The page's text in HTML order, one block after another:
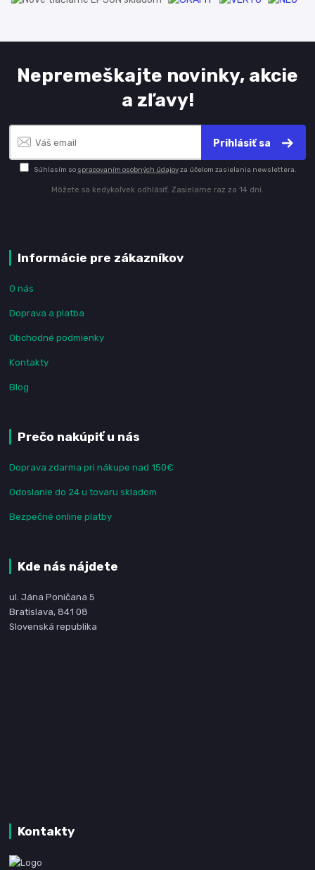
Nepremeškajte novinky, akcie
a zľavy!
Prihlásiť sa
Súhlasím so spracovaním osobných údajovza účelom zasielania newslettera.
Môžete sa kedykoľvek odhlásiť. Zasielame raz za 14 dní.
Informácie pre zákazníkov
O nás
Doprava a platba
Obchodné podmienky
Kontakty
Blog
Prečo nakúpiť u nás
Doprava zdarma pri nákupe nad 150€
Odoslanie do 24 u tovaru skladom
Bezpečné online platby
Kde nás nájdete
ul. Jána Poničana 5
Bratislava, 841 08
Slovenská republika
Kontakty